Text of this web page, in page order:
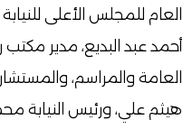
العام للمجلس الأعلى
أحمد عبد البديع، مدير
العامة والمراسم،
هيثم علي، ورئيس النيابة